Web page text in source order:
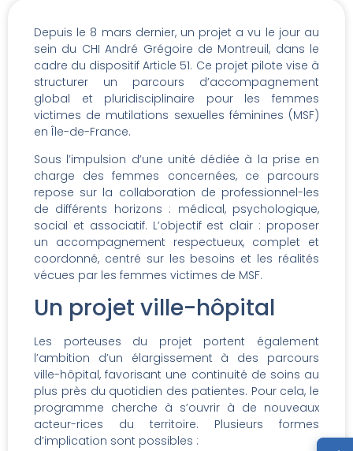
Depuis le 8 mars dernier, un projet a vu le jour au
sein du CHI André Grégoire de Montreuil, dans le
cadre du dispositif Article 51. Ce projet pilote vise à
structurer un parcours d’accompagnement
global et pluridisciplinaire pour les femmes
victimes de mutilations sexuelles féminines (MSF)
en Île-de-France.
Sous l’impulsion d’une unité dédiée à la prise en
charge des femmes concernées, ce parcours
repose sur la collaboration de professionnel-les
de différents horizons : médical, psychologique,
social et associatif. L’objectif est clair : proposer
un accompagnement respectueux, complet et
coordonné, centré sur les besoins et les réalités
vécues par les femmes victimes de MSF.
Un projet ville-hôpital
Les porteuses du projet portent également
l’ambition d’un élargissement à des parcours
ville-hôpital, favorisant une continuité de soins au
plus près du quotidien des patientes. Pour cela, le
programme cherche à s’ouvrir à de nouveaux
acteur-rices du territoire. Plusieurs formes
d’implication sont possibles :